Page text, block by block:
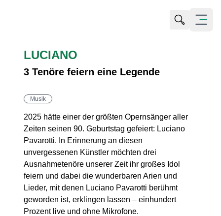
Suche
Menü
LUCIANO
3 Tenöre feiern eine Legende
Musik
2025 hätte einer der größten Opernsänger aller
Zeiten seinen 90. Geburtstag gefeiert: Luciano
Pavarotti. In Erinnerung an diesen
unvergessenen Künstler möchten drei
Ausnahmetenöre unserer Zeit ihr großes Idol
feiern und dabei die wunderbaren Arien und
Lieder, mit denen Luciano Pavarotti berühmt
geworden ist, erklingen lassen – einhundert
Prozent live und ohne Mikrofone.